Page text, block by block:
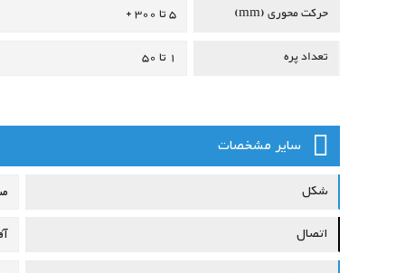
حرکت محوری (mm)
5 تا 300 +
تعداد پره
1 تا 50
سایر مشخصات
شکل
اتصال